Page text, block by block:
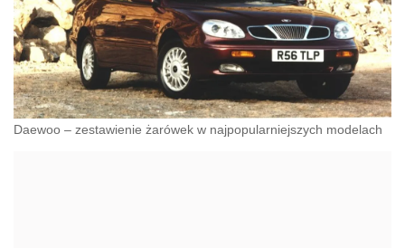
Daewoo – zestawienie żarówek w najpopularniejszych modelach